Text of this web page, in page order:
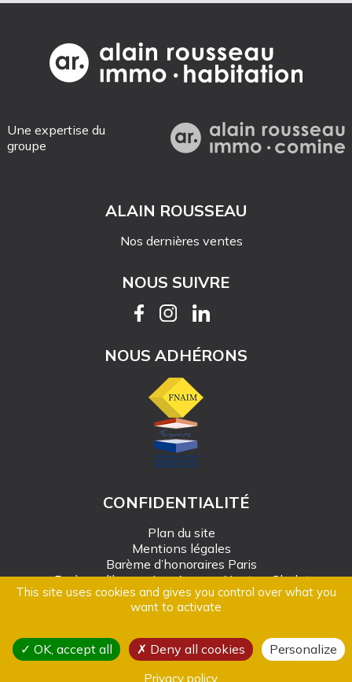
Une expertise du
groupe
ALAIN ROUSSEAU
Nos dernières ventes
NOUS SUIVRE
NOUS ADHÉRONS
CONFIDENTIALITÉ
Plan du site
Mentions légales
Barème d’honoraires Paris
Barème d’honoraires Angers-Nantes-Cholet
Création Mediapilote
© Alain Rousseau Immobilier - 2026
Politique de Gestion des données personnelles
Gestion des cookies
This site uses cookies and gives you control over what you
want to activate
OK, accept all Deny all cookies Personalize
Privacy policy